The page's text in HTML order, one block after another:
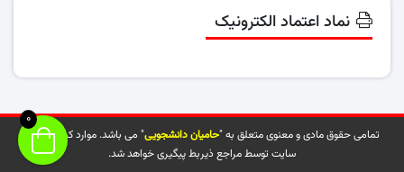
نماد اعتماد الکترونیک
تمامی حقوق مادی و معنوی متعلق به "حامیان دانشجویی" می باشد. موارد کپی شده از
سایت توسط مراجع ذیربط پیگیری خواهد شد.
0